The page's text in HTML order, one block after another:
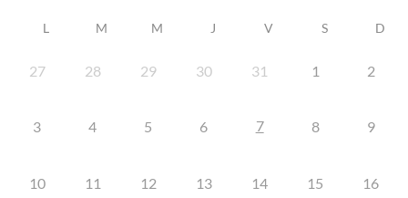
L M M J V S D
27 28 29 30 31 1 2
3 4 5 6 7 8 9
10 11 12 13 14 15 16